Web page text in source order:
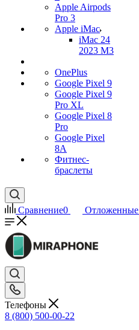
Apple Airpods
Pro 3
Apple iMac
iMac 24
2023 M3
OnePlus
Google Pixel 9
Google Pixel 9
Pro XL
Google Pixel 8
Pro
Google Pixel
8A
Фитнес-
браслеты
Сравнение0 Отложенные
Телефоны
8 (800) 500-00-22